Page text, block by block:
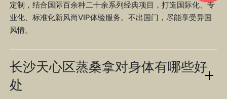
定制，结合国际百余种二十余系列经典项目，打造国际化、专
业化、标准化新风尚VIP体验服务。不出国门，尽能享受异国
风情。
长沙天心区蒸桑拿对身体有哪些好
处